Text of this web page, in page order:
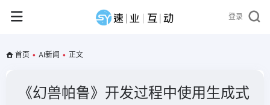
登录
首页 • AI新闻 • 正文
《幻兽帕鲁》开发过程中使用生成式